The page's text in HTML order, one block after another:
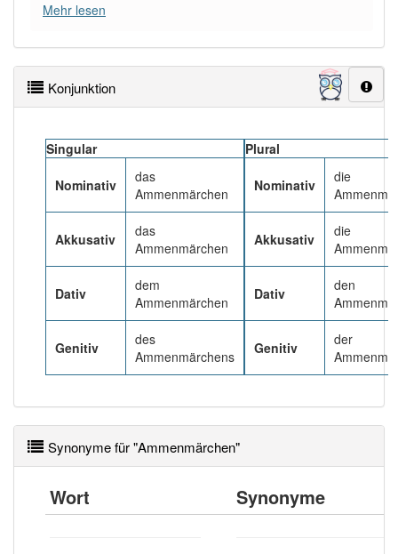
DER:156Ausnahmen
DAS:1 284
Häufigkeit: 4 von 10
Wörter mit Endung
Wörter mit Endung-ammenmärchenaber mit einem
anderen Artikeldas
Das Wort wird häufig verwendet im Bereich
abwertend
Mehr lesen
Konjunktion
Singular
Nominativ
das
Ammenmärchen
Akkusativ
das
Ammenmärchen
Dativ
dem
Ammenmärchen
Genitiv
des
Ammenmärchens
Plural
Nominativ
die
Akkusativ
die
Dativ
den
Genitiv
der
Synonyme für "Ammenmärchen"
Wort Synonyme